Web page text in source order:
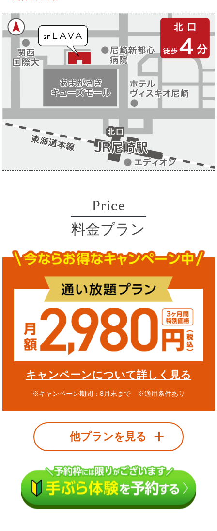
Price
料金プラン
キャンペーンについて詳しく見る
※キャンペーン期間：8月末まで ※適用条件あり
他プランを見る